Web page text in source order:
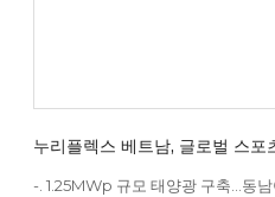
누리플렉스 베트남, 글로벌 스
-. 1.25MWp 규모 태양광 구축…동